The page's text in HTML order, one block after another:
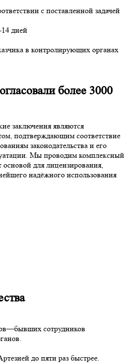
с поставленной задачей
дней
в контролирующих органах
более 3000
заключения являются
подтверждающим соответствие
законодательства и его
Мы проводим комплексный
для лицензирования,
надёжного использования
сотрудников
до пяти раз быстрее.